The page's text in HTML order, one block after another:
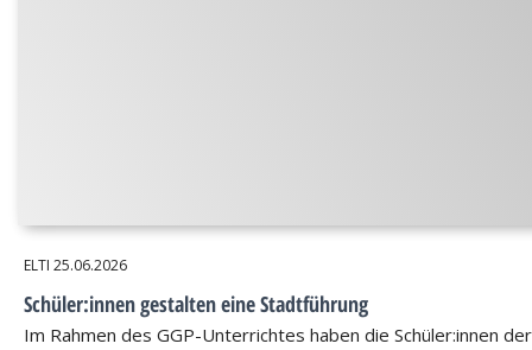
ELTI 25.06.2026
Schüler:innen gestalten eine Stadtführung
Im Rahmen des GGP-Unterrichtes haben die Schüler:innen der